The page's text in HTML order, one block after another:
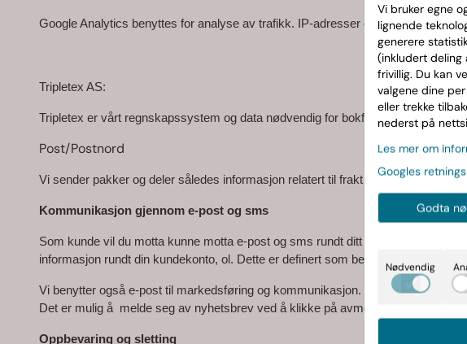
Google Analytics benyttes for analyse av trafikk. IP-adresser og besøksmønster
Tripletex AS:
Tripletex er vårt regnskapssystem og data nødvendig for bokføring lagres her.
Post/Postnord
Vi sender pakker og deler således informasjon relatert til frakt slik som navn,
Kommunikasjon gjennom e-post og sms
Som kunde vil du motta kunne motta e-post og sms rundt ditt kundeforhold.
informasjon rundt din kundekonto, ol. Dette er definert som berettiget interesse
Vi benytter også e-post til markedsføring og kommunikasjon. Som kunde av
Det er mulig å  melde seg av nyhetsbrev ved å klikke på avmeldingslinken i e-
Oppbevaring og sletting
Vi bruker egne
lignende
generere
(inkludert deling
frivillig. Du kan
valgene dine
eller trekke
nederst på
Les mer om
Googles
Godta
Nødvendig